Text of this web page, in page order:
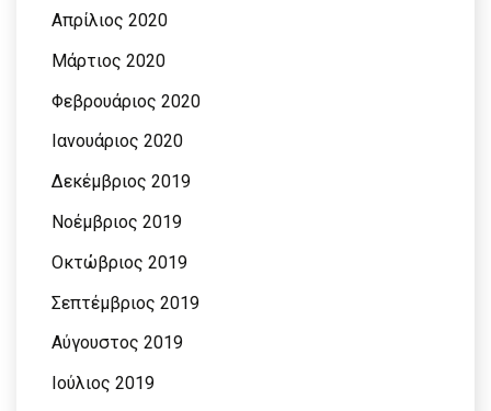
Απρίλιος 2020
Μάρτιος 2020
Φεβρουάριος 2020
Ιανουάριος 2020
Δεκέμβριος 2019
Νοέμβριος 2019
Οκτώβριος 2019
Σεπτέμβριος 2019
Αύγουστος 2019
Ιούλιος 2019